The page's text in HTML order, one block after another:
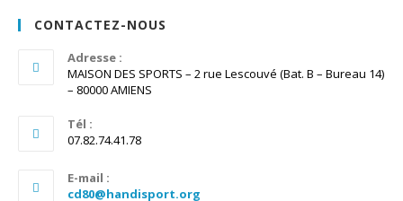
un
un
nouvel
onglet
un
onglet
onglet
onglet
CONTACTEZ-NOUS
Adresse :
MAISON DES SPORTS – 2 rue Lescouvé (Bat. B – Bureau 14)
– 80000 AMIENS
Tél :
07.82.74.41.78
E-mail :
cd80@handisport.org